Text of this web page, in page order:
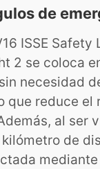
de
ISSE Safety
2 se coloca
necesidad
que reduce el
al ser
kilómetro de
mediante